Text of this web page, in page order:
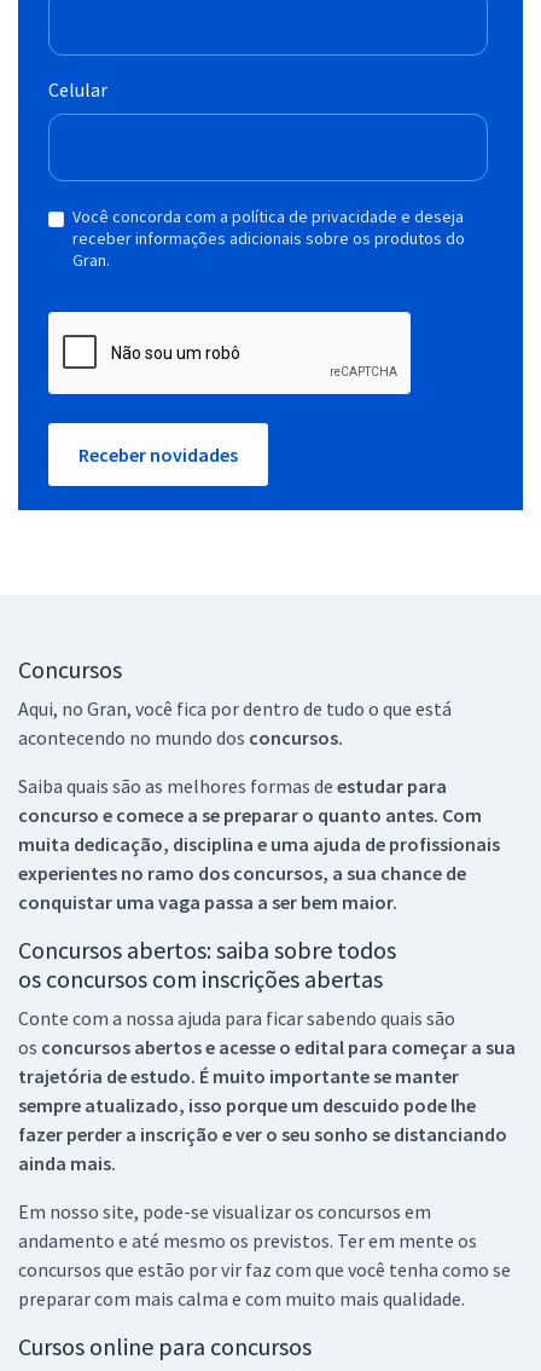
Celular
Você concorda com a política de privacidade e deseja
receber informações adicionais sobre os produtos do
Gran.
Receber novidades
Concursos
Aqui, no Gran, você fica por dentro de tudo o que está
acontecendo no mundo dos concursos.
Saiba quais são as melhores formas de estudar para
concurso e comece a se preparar o quanto antes. Com
muita dedicação, disciplina e uma ajuda de profissionais
experientes no ramo dos concursos, a sua chance de
conquistar uma vaga passa a ser bem maior.
Concursos abertos: saiba sobre todos
os concursos com inscrições abertas
Conte com a nossa ajuda para ficar sabendo quais são
os concursos abertos e acesse o edital para começar a sua
trajetória de estudo. É muito importante se manter
sempre atualizado, isso porque um descuido pode lhe
fazer perder a inscrição e ver o seu sonho se distanciando
ainda mais.
Em nosso site, pode-se visualizar os concursos em
andamento e até mesmo os previstos. Ter em mente os
concursos que estão por vir faz com que você tenha como se
preparar com mais calma e com muito mais qualidade.
Cursos online para concursos